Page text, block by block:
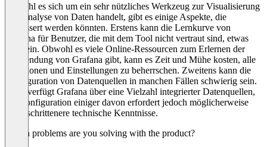
Obwohl es sich um ein sehr nützliches Werkzeug zur Visualisierung
und Analyse von Daten handelt, gibt es einige Aspekte, die
verbessert werden könnten. Erstens kann die Lernkurve von
Grafana für Benutzer, die mit dem Tool nicht vertraut sind, etwas
steil sein. Obwohl es viele Online-Ressourcen zum Erlernen der
Verwendung von Grafana gibt, kann es Zeit und Mühe kosten, alle
Funktionen und Einstellungen zu beherrschen. Zweitens kann die
Konfiguration von Datenquellen in manchen Fällen schwierig sein.
Zwar verfügt Grafana über eine Vielzahl integrierter Datenquellen,
die Konfiguration einiger davon erfordert jedoch möglicherweise
fortgeschrittenere technische Kenntnisse.
Which problems are you solving with the product?